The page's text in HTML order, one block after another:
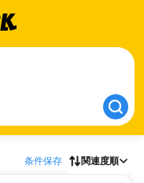
条件保存 関連度順